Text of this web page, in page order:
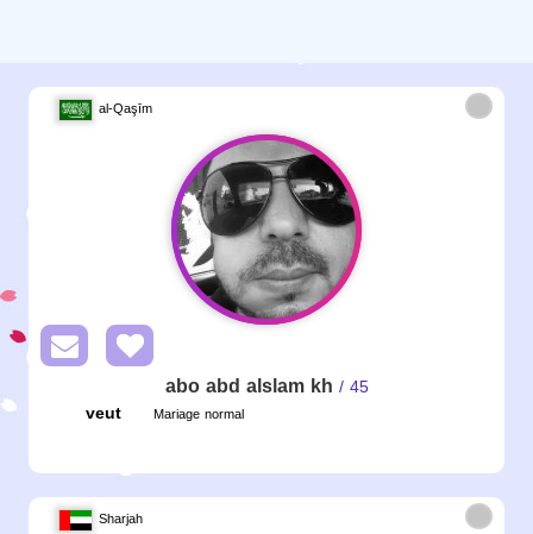
al-Qaşīm
abo abd alslam kh / 45
veut
Mariage normal
Sharjah